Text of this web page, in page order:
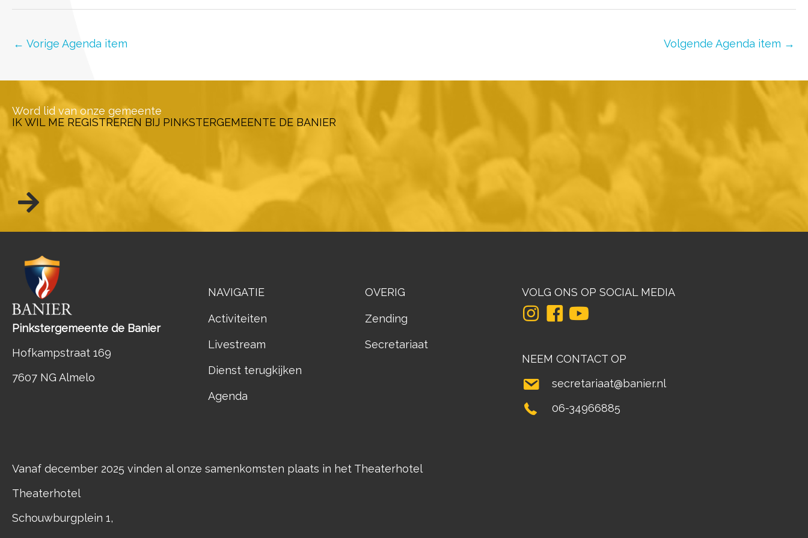
← Vorige Agenda item Volgende Agenda item →
Word lid van onze gemeente
IK WIL ME REGISTREREN BIJ PINKSTERGEMEENTE DE BANIER
Pinkstergemeente de Banier
Hofkampstraat 169
7607 NG Almelo
NAVIGATIE
Activiteiten
Livestream
Dienst terugkijken
Agenda
OVERIG
Zending
Secretariaat
VOLG ONS OP SOCIAL MEDIA
NEEM CONTACT OP
secretariaat@banier.nl
06-34966885
Vanaf december 2025 vinden al onze samenkomsten plaats in het Theaterhotel
Theaterhotel
Schouwburgplein 1,